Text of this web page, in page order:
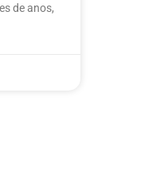
de anos,